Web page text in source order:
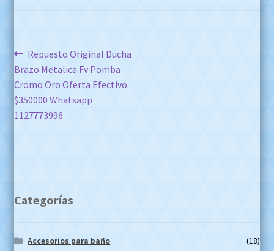
Navegación
de
entradas
Anterior:
Repuesto Original Ducha
Brazo Metalica Fv Pomba
Cromo Oro Oferta Efectivo
$350000 Whatsapp
1127773996
Categorías
Accesorios para baño
(18)